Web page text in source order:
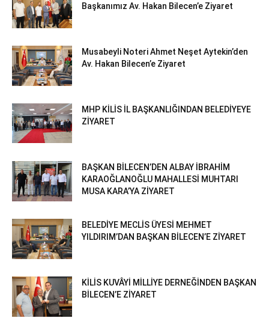
Başkanımız Av. Hakan Bilecen’e Ziyaret
Musabeyli Noteri Ahmet Neşet Aytekin’den
Av. Hakan Bilecen’e Ziyaret
MHP KİLİS İL BAŞKANLIĞINDAN BELEDİYEYE
ZİYARET
BAŞKAN BİLECEN’DEN ALBAY İBRAHİM
KARAOĞLANOĞLU MAHALLESİ MUHTARI
MUSA KARA’YA ZİYARET
BELEDİYE MECLİS ÜYESİ MEHMET
YILDIRIM’DAN BAŞKAN BİLECEN’E ZİYARET
KİLİS KUVÂYİ MİLLİYE DERNEĞİNDEN BAŞKAN
BİLECEN’E ZİYARET